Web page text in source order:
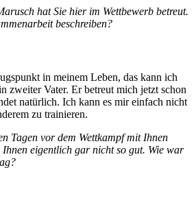
hat Sie hier im Wettbewerb betreut.
beschreiben?
in meinem Leben, das kann ich
zweiter Vater. Er betreut mich jetzt schon
natürlich. Ich kann es mir einfach nicht
zu trainieren.
Tagen vor dem Wettkampf mit Ihnen
eigentlich gar nicht so gut. Wie war